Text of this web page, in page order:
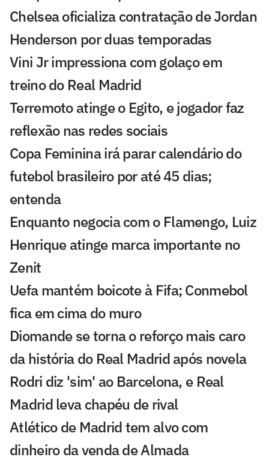
Chelsea oficializa contratação de Jordan
Henderson por duas temporadas
Vini Jr impressiona com golaço em
treino do Real Madrid
Terremoto atinge o Egito, e jogador faz
reflexão nas redes sociais
Copa Feminina irá parar calendário do
futebol brasileiro por até 45 dias;
entenda
Enquanto negocia com o Flamengo, Luiz
Henrique atinge marca importante no
Zenit
Uefa mantém boicote à Fifa; Conmebol
fica em cima do muro
Diomande se torna o reforço mais caro
da história do Real Madrid após novela
Rodri diz 'sim' ao Barcelona, e Real
Madrid leva chapéu de rival
Atlético de Madrid tem alvo com
dinheiro da venda de Almada